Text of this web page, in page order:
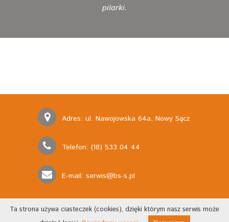
pilarki.
Adres: ul. Nawojowska 64a, Nowy Sącz
Telefon: (18) 533 04 44
E-mail: serwis@bs-s.pl
Copyright © 2017 BS Serwis. All rights reserved.
Ta strona używa ciasteczek (cookies), dzięki którym nasz serwis może